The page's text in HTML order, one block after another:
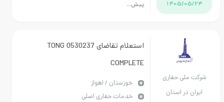
پیش...
حفاری
استعلام تقاضای 0530237 TONG
COMPLETE
خوزستان / اهواز
خدمات حفاری اصلی